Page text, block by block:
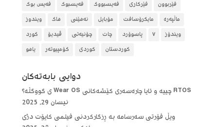
فێربوون
فێرکاری فەیسبووک فەیسبوک
فەیس بوک
ماڵپەرە
مایکرۆسافت مۆبایل نەهێنی هاک
ویندوز
ویندۆز
٧ پاسوۆرد چات چۆنیەتی ڤیدیۆ
کورد
کوردستان
کوردی کۆمپیوتەر یاهو
دوایی بابه‌ته‌كان
RTOS چییە و ئایا چارەسەری کێشەکانی Wear OS ی گووگڵە؟
نیسان 29, 2025
ویڵ فۆرتی سەرسامە بە ڕزگارکردنی فیلمی کایۆت دژی